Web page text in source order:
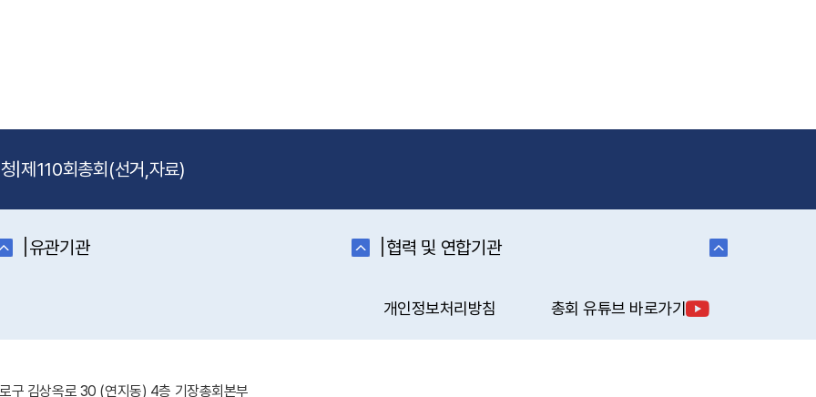
제110회총회(선거,자료)
유관기관 협력 및 연합기관
개인정보처리방침 총회 유튜브 바로가기
구 김상옥로 30 (연지동) 4층 기장총회본부